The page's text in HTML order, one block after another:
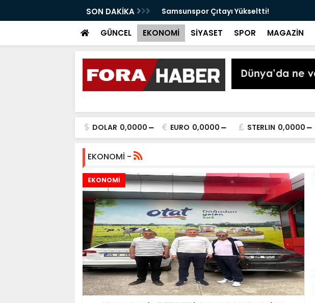
SON DAKİKA
Bir Tekkeköy İçin Çalışıyoruz" Samsunspor Çıtayı Yükseltti!
GÜNCEL EKONOMİ SİYASET SPOR MAGAZİN
DOLAR 0,0000 EURO 0,0000 STERLIN 0,0000
EKONOMİ -
EKONOMİ